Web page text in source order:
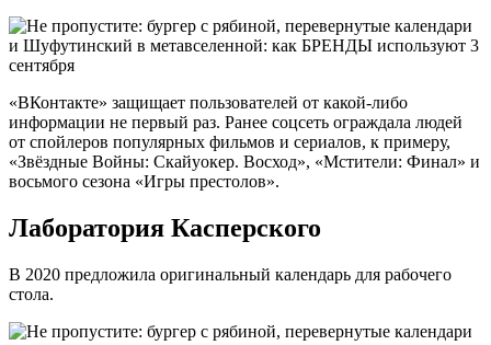
«ВКонтакте» защищает пользователей от какой-либо
информации не первый раз. Ранее соцсеть ограждала людей
от спойлеров популярных фильмов и сериалов, к примеру,
«Звёздные Войны: Скайуокер. Восход», «Мстители: Финал» и
восьмого сезона «Игры престолов».
Лаборатория Касперского
В 2020 предложила оригинальный календарь для рабочего
стола.